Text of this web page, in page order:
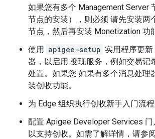
如果您有多个 Management Server
节点的安装），则必须 请先安装两
节点，然后再安装 Monetization 功
使用 apigee-setup 实用程序更
器，以启用 变现服务，例如交易记
处置。如果您 如果有多个消息处理
装创收功能。
为 Edge 组织执行创收新手入门流程
配置 Apigee Developer Services
以支持创收。如需了解详情，请参